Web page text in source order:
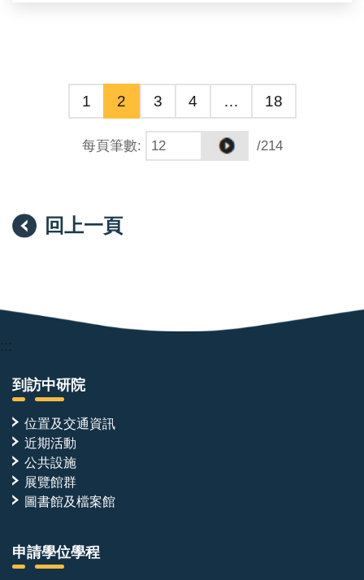
1 2 3 4 … 18
每頁筆數: /214
回上一頁
:::
到訪中研院
位置及交通資訊
近期活動
公共設施
展覽館群
圖書館及檔案館
申請學位學程